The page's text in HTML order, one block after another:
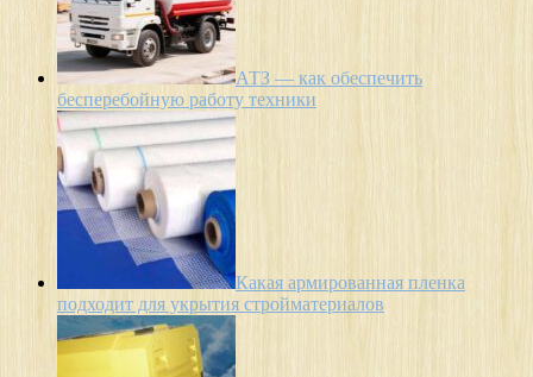
АТЗ — как обеспечить
бесперебойную работу техники
Какая армированная пленка
подходит для укрытия стройматериалов